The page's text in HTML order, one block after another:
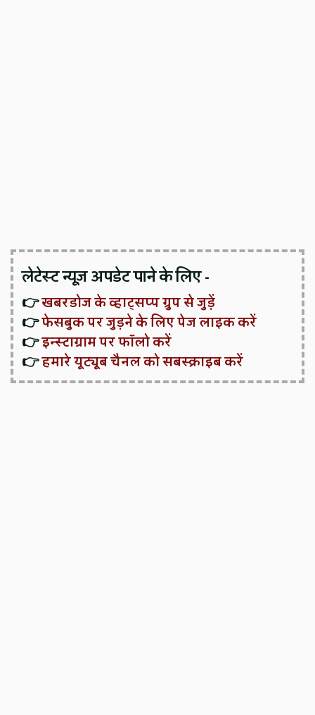
लेटेस्ट न्यूज़ अपडेट पाने के लिए -
👉खबरडोज के व्हाट्सप्प ग्रुप से जुड़ें
👉फेसबुक पर जुड़ने के लिए पेज लाइक करें
👉इन्स्टाग्राम पर फॉलो करें
👉हमारे यूट्यूब चैनल को सबस्क्राइब करें